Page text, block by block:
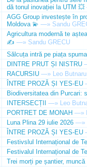
dă tonul inovației la UTM 💥
AGG Group investește în
Moldova 💫 —» Sandu
Agricultura modernă te
✍️ —» Sandu GRECU
Sălcuța intră pe piața
DINTRE PRUT ȘI NISTRU
RACURSIU —» Leo Butnaru
ÎNTRE PROZĂ ȘI YES-EU
Biodiversitatea din Purcari:
INTERSECȚII —» Leo
PORTRET DE MONAH —»
Luna Plina 29 iulie 2026 —»
ÎNTRE PROZĂ ȘI YES-EU
Festivslul Internațional de
Festivalul Internațional de
Trei morți pe șantier, muncă